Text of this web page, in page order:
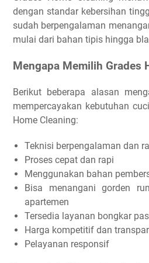
dengan standar kebersihan
sudah berpengalaman
mulai dari bahan tipis hingga
Mengapa Memilih Grades
Berikut beberapa alasan
mempercayakan kebutuhan
Home Cleaning:
Teknisi berpengalaman dan
Proses cepat dan rapi
Menggunakan bahan
Bisa menangani gorden
apartemen
Tersedia layanan bongkar
Harga kompetitif dan
Pelayanan responsif